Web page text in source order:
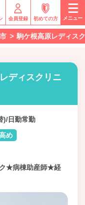
会員登録 初めての方 メニュー
駒ケ根高原レディス
ディスクリニ
)/日勤常勤
め
ク★病棟助産師★経